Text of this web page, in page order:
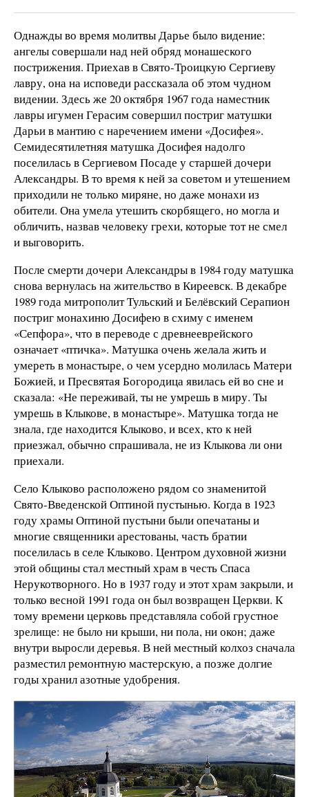
Однажды во время молитвы Дарье было видение:
ангелы совершали над ней обряд монашеского
пострижения. Приехав в Свято-Троицкую Сергиеву
лавру, она на исповеди рассказала об этом чудном
видении. Здесь же 20 октября 1967 года наместник
лавры игумен Герасим совершил постриг матушки
Дарьи в мантию с наречением имени «Досифея».
Семидесятилетняя матушка Досифея надолго
поселилась в Сергиевом Посаде у старшей дочери
Александры. В то время к ней за советом и утешением
приходили не только миряне, но даже монахи из
обители. Она умела утешить скорбящего, но могла и
обличить, назвав человеку грехи, которые тот не смел
и выговорить.
После смерти дочери Александры в 1984 году матушка
снова вернулась на жительство в Киреевск. В декабре
1989 года митрополит Тульский и Белёвский Серапион
постриг монахиню Досифею в схиму с именем
«Сепфора», что в переводе с древнееврейского
означает «птичка». Матушка очень желала жить и
умереть в монастыре, о чем усердно молилась Матери
Божией, и Пресвятая Богородица явилась ей во сне и
сказала: «Не переживай, ты не умрешь в миру. Ты
умрешь в Клыкове, в монастыре». Матушка тогда не
знала, где находится Клыково, и всех, кто к ней
приезжал, обычно спрашивала, не из Клыкова ли они
приехали.
Село Клыково расположено рядом со знаменитой
Свято-Введенской Оптиной пустынью. Когда в 1923
году храмы Оптиной пустыни были опечатаны и
многие священники арестованы, часть братии
поселилась в селе Клыково. Центром духовной жизни
этой общины стал местный храм в честь Спаса
Нерукотворного. Но в 1937 году и этот храм закрыли, и
только весной 1991 года он был возвращен Церкви. К
тому времени церковь представляла собой грустное
зрелище: не было ни крыши, ни пола, ни окон; даже
внутри выросли деревья. В ней местный колхоз сначала
разместил ремонтную мастерскую, а позже долгие
годы хранил азотные удобрения.